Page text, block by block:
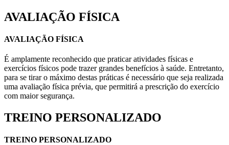
AVALIAÇÃO FÍSICA
AVALIAÇÃO FÍSICA
É amplamente reconhecido que praticar atividades físicas e
exercícios físicos pode trazer grandes benefícios à saúde. Entretanto,
para se tirar o máximo destas práticas é necessário que seja realizada
uma avaliação física prévia, que permitirá a prescrição do exercício
com maior segurança.
TREINO PERSONALIZADO
TREINO PERSONALIZADO